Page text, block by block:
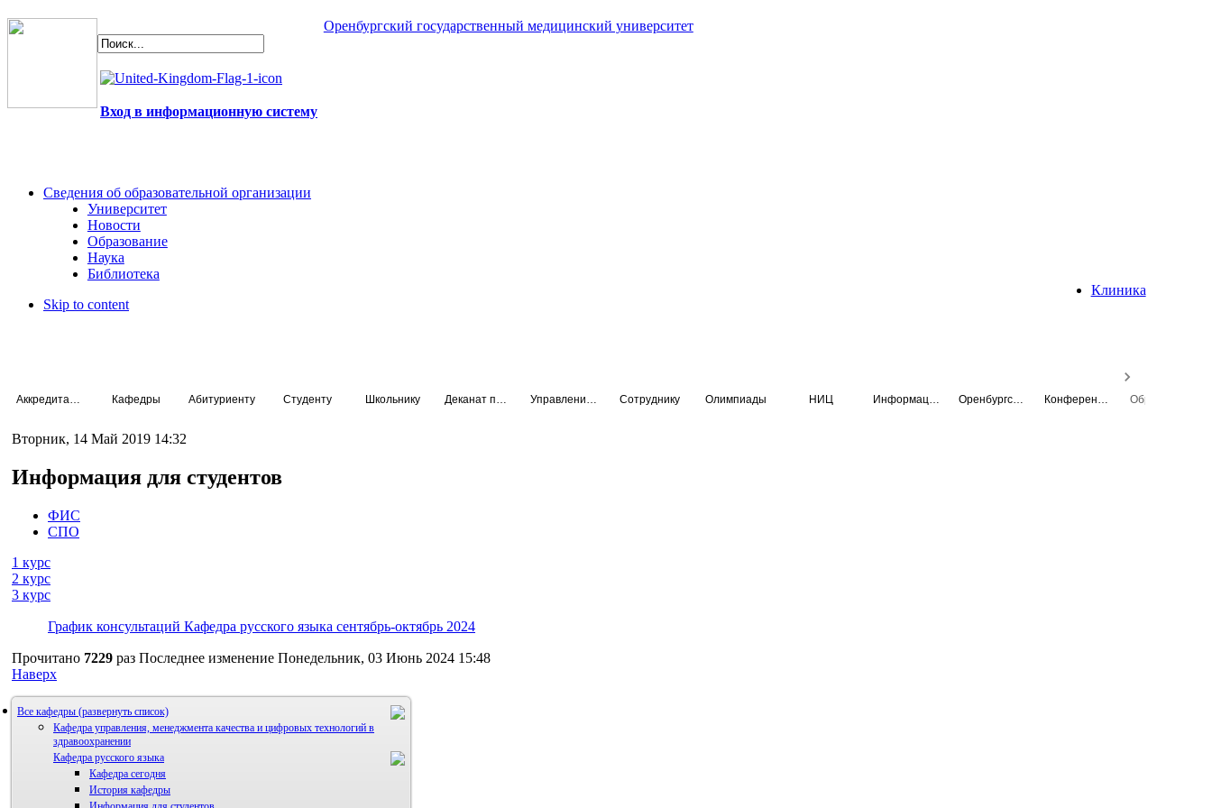
Оренбургский государственный медицинский университет
Вход в информационную систему
Сведения об образовательной организации
Университет
Новости
Образование
Наука
Библиотека
Клиника
Skip to content
Кафедры Абитуриенту Студенту Школьнику Сотруднику Олимпиады НИЦ
Вторник, 14 Май 2019 14:32
Информация для студентов
ФИС
СПО
1 курс
2 курс
3 курс
График консультаций Кафедра русского языка сентябрь-октябрь 2024
Материалы_для_подготовки_к_экзамену_СПО_русский_язык_1_курс_2023
Прочитано 7229 раз Последнее изменение Понедельник, 03 Июнь 2024 15:48
Наверх
Все кафедры
Кафедра управления, менеджмента качества и цифровых технологий в
здравоохранении
Кафедра русского языка
Кафедра сегодня
История кафедры